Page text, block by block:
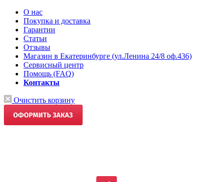
О нас
Покупка и доставка
Гарантии
Статьи
Отзывы
Магазин в Екатеринбурге (ул.Ленина 24/8 оф.436)
Сервисный центр
Помощь (FAQ)
Контакты
Очистить корзину